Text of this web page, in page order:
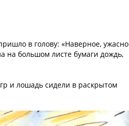
в голову: «Наверное, ужасно
на большом листе бумаги дождь,
и лошадь сидели в раскрытом